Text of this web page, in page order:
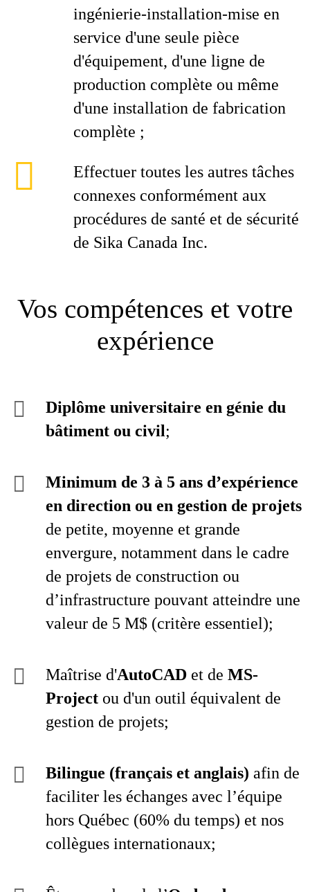
ingénierie-installation-mise en
service d'une seule pièce
d'équipement, d'une ligne de
production complète ou même
d'une installation de fabrication
complète ;
Effectuer toutes les autres tâches
connexes conformément aux
procédures de santé et de sécurité
de Sika Canada Inc.
Vos compétences et votre
expérience
Diplôme universitaire en génie du
bâtiment ou civil;
Minimum de 3 à 5 ans d’expérience
en direction ou en gestion de projets
de petite, moyenne et grande
envergure, notamment dans le cadre
de projets de construction ou
d’infrastructure pouvant atteindre une
valeur de 5 M$ (critère essentiel);
Maîtrise d'AutoCAD et de MS-
Project ou d'un outil équivalent de
gestion de projets;
Bilingue (français et anglais) afin de
faciliter les échanges avec l’équipe
hors Québec (60% du temps) et nos
collègues internationaux;